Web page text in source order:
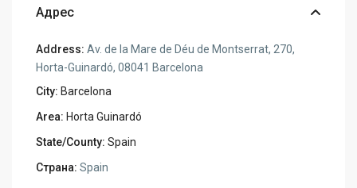
Адрес
Address: Av. de la Mare de Déu de Montserrat, 270,
Horta-Guinardó, 08041 Barcelona
City: Barcelona
Area: Horta Guinardó
State/County: Spain
Страна: Spain